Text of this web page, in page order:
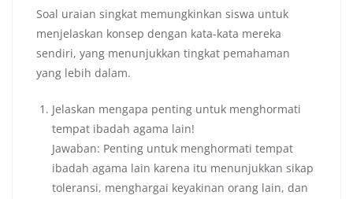
Soal uraian singkat memungkinkan siswa untuk
menjelaskan konsep dengan kata-kata mereka
sendiri, yang menunjukkan tingkat pemahaman
yang lebih dalam.
Jelaskan mengapa penting untuk menghormati
tempat ibadah agama lain!
Jawaban: Penting untuk menghormati tempat
ibadah agama lain karena itu menunjukkan sikap
toleransi, menghargai keyakinan orang lain, dan